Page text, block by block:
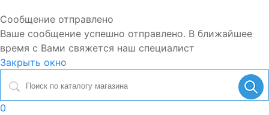
Сообщение отправлено
Ваше сообщение успешно отправлено. В ближайшее
время с Вами свяжется наш специалист
Закрыть окно
0